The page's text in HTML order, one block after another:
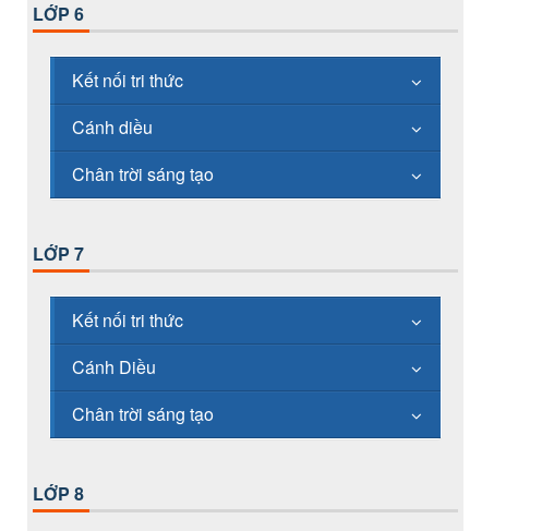
LỚP 6
Kết nối tri thức
Cánh diều
Chân trời sáng tạo
LỚP 7
Kết nối tri thức
Cánh Diều
Chân trời sáng tạo
LỚP 8